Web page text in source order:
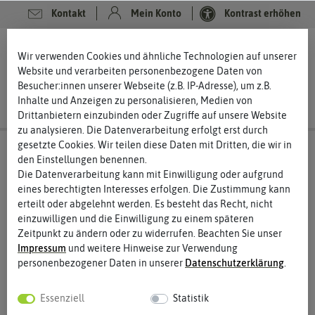
Kontakt Mein Konto Kontrast erhöhen
Wir verwenden Cookies und ähnliche Technologien auf unserer
Website und verarbeiten personenbezogene Daten von
Besucher:innen unserer Webseite (z.B. IP-Adresse), um z.B.
Inhalte und Anzeigen zu personalisieren, Medien von
Drittanbietern einzubinden oder Zugriffe auf unsere Website
zu analysieren. Die Datenverarbeitung erfolgt erst durch
gesetzte Cookies. Wir teilen diese Daten mit Dritten, die wir in
den Einstellungen benennen.
Die Datenverarbeitung kann mit Einwilligung oder aufgrund
eines berechtigten Interesses erfolgen. Die Zustimmung kann
erteilt oder abgelehnt werden. Es besteht das Recht, nicht
einzuwilligen und die Einwilligung zu einem späteren
Zeitpunkt zu ändern oder zu widerrufen. Beachten Sie unser
Impressum und weitere Hinweise zur Verwendung
personenbezogener Daten in unserer Daten­schutz­erklärung.
Essenziell Statistik